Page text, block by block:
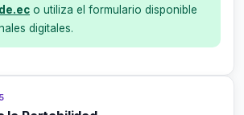
o utiliza el formulario disponible
digitales.